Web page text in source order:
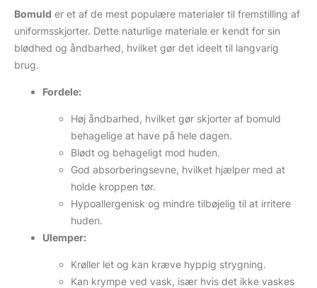
Bomuld er et af de mest populære materialer til fremstilling af
uniformsskjorter. Dette naturlige materiale er kendt for sin
blødhed og åndbarhed, hvilket gør det ideelt til langvarig
brug.
Fordele:
Høj åndbarhed, hvilket gør skjorter af bomuld
behagelige at have på hele dagen.
Blødt og behageligt mod huden.
God absorberingsevne, hvilket hjælper med at
holde kroppen tør.
Hypoallergenisk og mindre tilbøjelig til at irritere
huden.
Ulemper:
Krøller let og kan kræve hyppig strygning.
Kan krympe ved vask, især hvis det ikke vaskes